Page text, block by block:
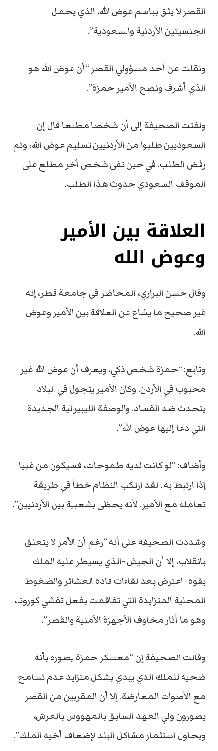
القصر لا يثق بباسم عوض الله، الذي يحمل
الجنسيتين الأردنية والسعودية”.
ونقلت عن أحد مسؤولي القصر “أن عوض الله هو
الذي أشرف ونصح الأمير حمزة”.
ولفتت الصحيفة إلى أن شخصا مطلعا قال إن
السعوديين طلبوا من الأردنيين تسليم عوض الله، وتم
رفض الطلب. في حين نفى شخص آخر مطلع على
الموقف السعودي حدوث هذا الطلب.
العلاقة بين الأمير
وعوض الله
وقال حسن البراري، المحاضر في جامعة قطر، إنه
غير صحيح ما يشاع عن العلاقة بين الأمير وعوض
الله.
وتابع: “حمزة شخص ذكي، ويعرف أن عوض الله غير
محبوب في الأردن. وكان الأمير يتجول في البلاد
يتحدث ضد الفساد. والوصفة الليبيرالية الجديدة
التي دعا إليها عوض الله”.
وأضاف: “لو كانت لديه طموحات، فسيكون من غبيا
إذا ارتبط به.. لقد ارتكب النظام خطأ في طريقة
تعامله مع الأمير. لأنه يحظى بشعبية بين الأردنيين”.
وشددت الصحيفة على أنه “رغم أن الأمر لا يتعلق
بانقلاب، إلا أن الجيش -الذي يسيطر عليه الملك
بقوة- اعترض بعد لقاءات قادة العشائر والضغوط
المحلية المتزايدة التي تفاقمت بفعل تفشي كورونا،
وهو ما أثار مخاوف الأجهزة الأمنية والقصر”.
وقالت الصحيفة إن “معسكر حمزة يصوره بأنه
ضحية للملك الذي يبدي بشكل متزايد عدم تسامح
مع الأصوات المعارضة. إلا أن المقربين من القصر
يصورون ولي العهد السابق بالمهووس بالعرش،
ويحاول استثمار مشاكل البلد لإضعاف أخيه الملك”.